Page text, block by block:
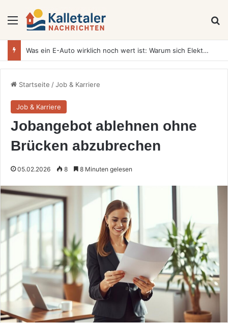
Menü
Was ein E-Auto wirklich noch wert ist: Warum sich Elektrofahrzeuge bei der Wertermittlung anders verhalten als Verbrenner
Startseite /Job & Karriere
Job & Karriere
Jobangebot ablehnen ohne
Brücken abzubrechen
05.02.2026 8 8 Minuten gelesen